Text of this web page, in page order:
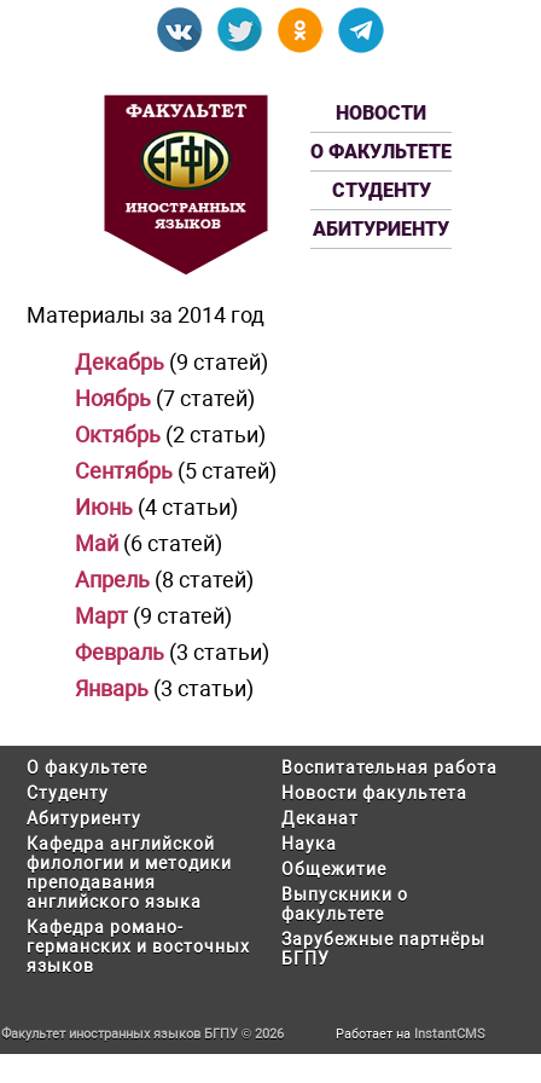
НОВОСТИ
О ФАКУЛЬТЕТЕ
СТУДЕНТУ
АБИТУРИЕНТУ
Материалы за 2014 год
Декабрь (9 статей)
Ноябрь (7 статей)
Октябрь (2 статьи)
Сентябрь (5 статей)
Июнь (4 статьи)
Май (6 статей)
Апрель (8 статей)
Март (9 статей)
Февраль (3 статьи)
Январь (3 статьи)
О факультете
Студенту
Абитуриенту
Кафедра английской
филологии и методики
преподавания
английского языка
Кафедра романо-
германских и восточных
языков
Воспитательная работа
Новости факультета
Деканат
Наука
Общежитие
Выпускники о
факультете
Зарубежные партнёры
БГПУ
Факультет иностранных языков БГПУ © 2026 Работает на InstantCMS